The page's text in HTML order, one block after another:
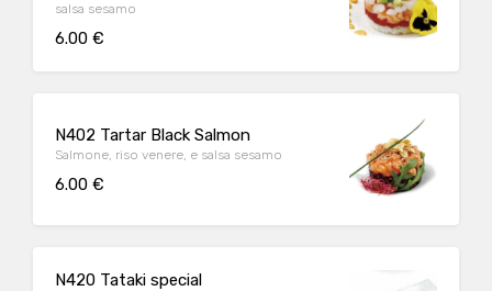
salsa sesamo
6.00 €
N402 Tartar Black Salmon
Salmone, riso venere, e salsa sesamo
6.00 €
N420 Tataki special